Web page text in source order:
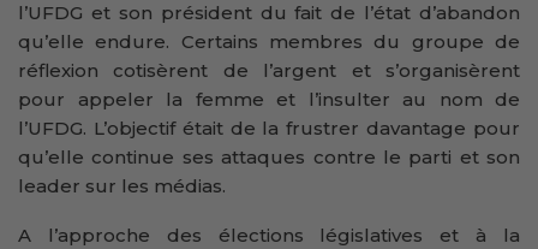
l’UFDG et son président du fait de l’état d’abandon
qu’elle endure. Certains membres du groupe de
réflexion cotisèrent de l’argent et s’organisèrent
pour appeler la femme et l’insulter au nom de
l’UFDG. L’objectif était de la frustrer davantage pour
qu’elle continue ses attaques contre le parti et son
leader sur les médias.
A l’approche des élections législatives et à la